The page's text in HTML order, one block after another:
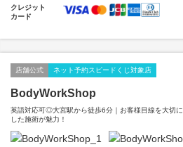
クレジット
カード
店舗公式 ネット予約スピードくじ対象店
BodyWorkShop
英語対応可◎大宮駅から徒歩6分｜お客様目線を大切
した施術が魅力！